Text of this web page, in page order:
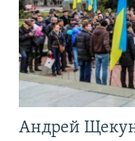
Андрей